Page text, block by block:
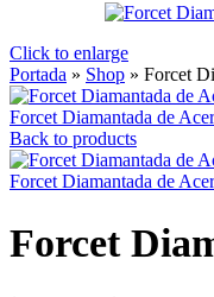
Click to enlarge
Portada » Shop » Forcet
Forcet Diamantada de
Back to products
Forcet Diamantada de
Forcet